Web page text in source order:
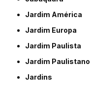
Jardim América
Jardim Europa
Jardim Paulista
Jardim Paulistano
Jardins